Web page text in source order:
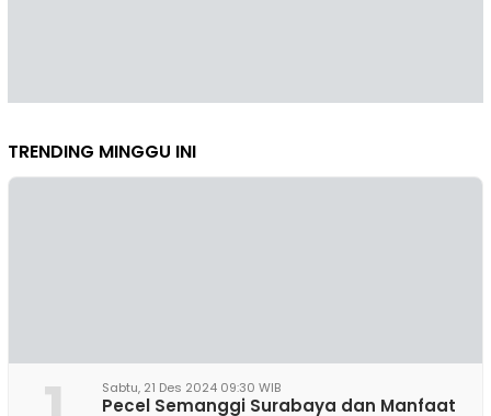
TRENDING MINGGU INI
Sabtu, 21 Des 2024 09:30 WIB
Pecel Semanggi Surabaya dan Manfaat